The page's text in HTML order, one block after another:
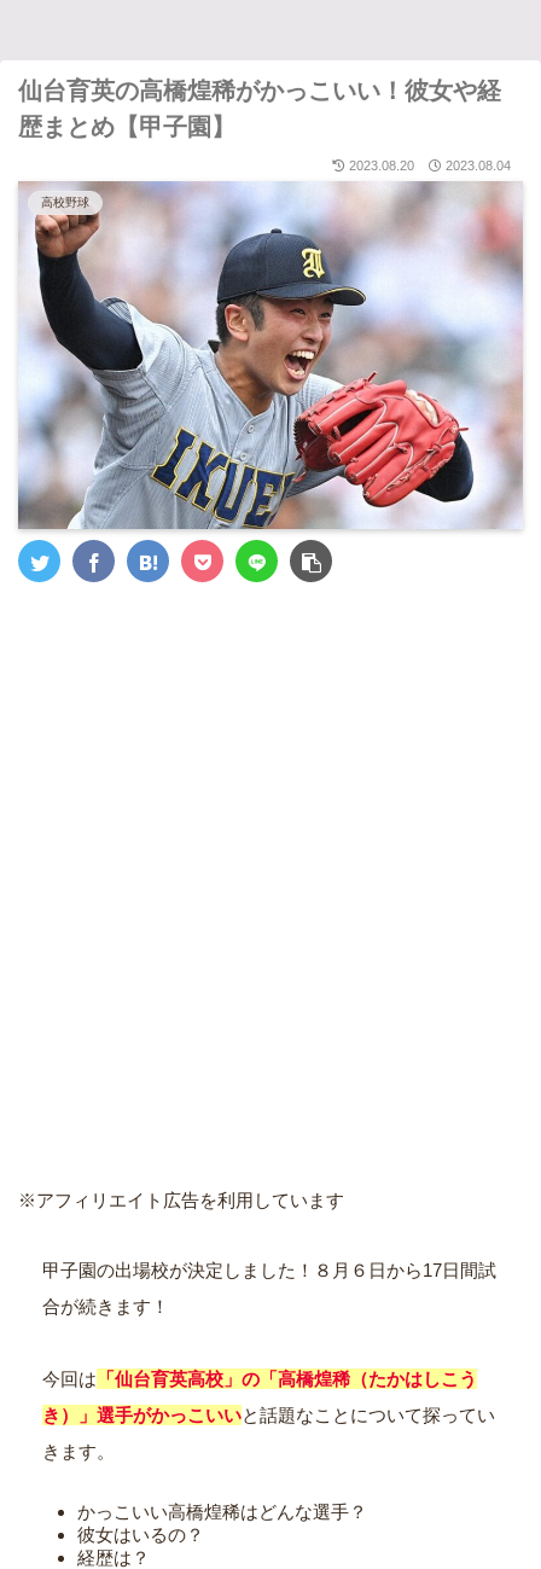
仙台育英の高橋煌稀がかっこいい！彼女や経
歴まとめ【甲子園】
2023.08.20 2023.08.04
高校野球
※アフィリエイト広告を利用しています
甲子園の出場校が決定しました！８月６日から17日間試
合が続きます！
今回は 「仙台育英高校」の「高橋煌稀（たかはしこう
き）」選手がかっこいいと話題なことについて探ってい
きます。
かっこいい高橋煌稀はどんな選手？
彼女はいるの？
経歴は？